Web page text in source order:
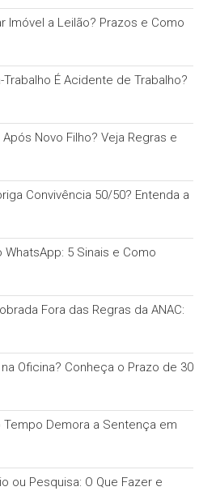
Imóvel a Leilão? Prazos e Como
É Acidente de Trabalho?
Novo Filho? Veja Regras e
Convivência 50/50? Entenda a
5 Sinais e Como
Fora das Regras da ANAC:
Oficina? Conheça o Prazo de 30
Tempo Demora a Sentença em
ou Pesquisa: O Que Fazer e